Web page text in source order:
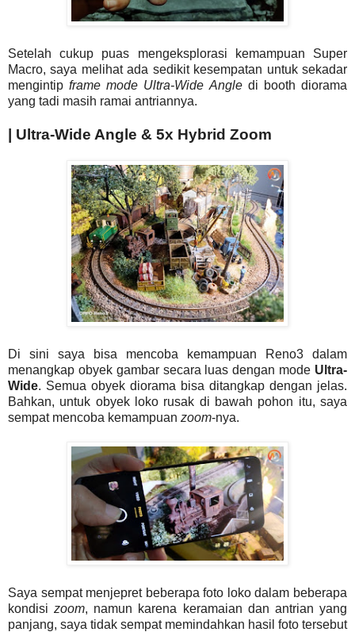
Setelah cukup puas mengeksplorasi kemampuan Super
Macro, saya melihat ada sedikit kesempatan untuk sekadar
mengintipframe mode Ultra-Wide Angledi booth diorama
yang tadi masih ramai antriannya.
| Ultra-Wide Angle & 5x Hybrid Zoom
Di sini saya bisa mencoba kemampuan Reno3 dalam
menangkap obyek gambar secara luas dengan mode Ultra-
Wide. Semua obyek diorama bisa ditangkap dengan jelas.
Bahkan, untuk obyek loko rusak di bawah pohon itu, saya
sempat mencoba kemampuan zoom-nya.
Saya sempat menjepret beberapa foto loko dalam beberapa
kondisizoom, namun karena keramaian dan antrian yang
panjang, saya tidak sempat memindahkan hasil foto tersebut